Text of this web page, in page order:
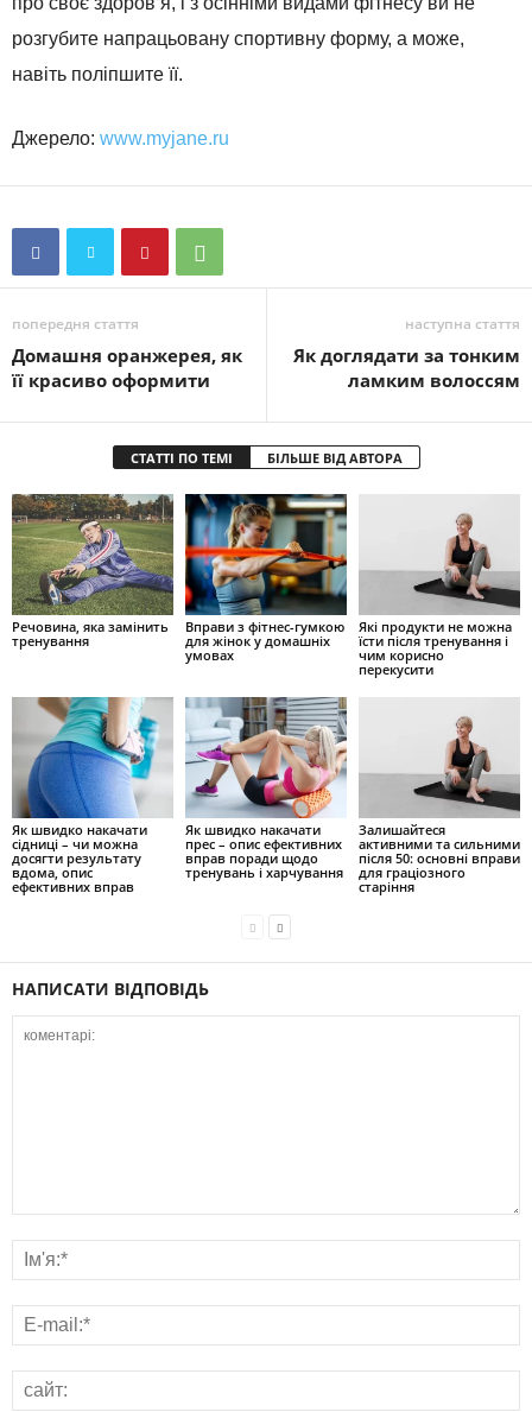
розгубите напрацьовану спортивну форму, а може,
навіть поліпшите її.
Джерело: www.myjane.ru
попередня стаття
Домашня оранжерея, як
її красиво оформити
наступна стаття
Як доглядати за тонким
ламким волоссям
СТАТТІ ПО ТЕМІ БІЛЬШЕ ВІД АВТОРА
Речовина, яка замінить
тренування
Вправи з фітнес-гумкою
для жінок у домашніх
умовах
Які продукти не можна
їсти після тренування і
чим корисно
перекусити
Як швидко накачати
сідниці – чи можна
досягти результату
вдома, опис
ефективних вправ
Як швидко накачати
прес – опис ефективних
вправ поради щодо
тренувань і харчування
Залишайтеся
активними та сильними
після 50: основні вправи
для граціозного
старіння
НАПИСАТИ ВІДПОВІДЬ